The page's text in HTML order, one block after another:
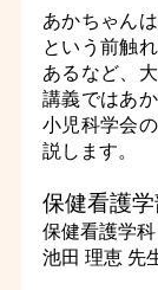
あかちゃん
という前触
あるなど、
講義ではあ
小児科学会
説します。
保健看護学
保健看護学科
池田 理恵 先